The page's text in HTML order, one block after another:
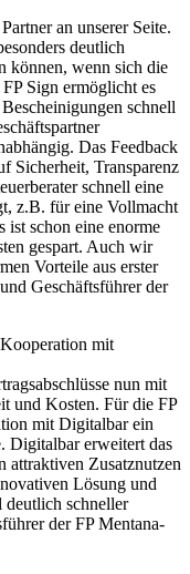
an unserer Seite.
deutlich
können, wenn sich die
Sign ermöglicht es
schnell
Das Feedback
Sicherheit, Transparenz
schnell eine
z.B. für eine Vollmacht
ist schon eine enorme
gespart. Auch wir
Vorteile aus erster
Geschäftsführer der
mit
nun mit
und Kosten. Für die FP
mit Digitalbar ein
Digitalbar erweitert das
attraktiven Zusatznutzen
Lösung und
deutlich schneller
der FP Mentana-